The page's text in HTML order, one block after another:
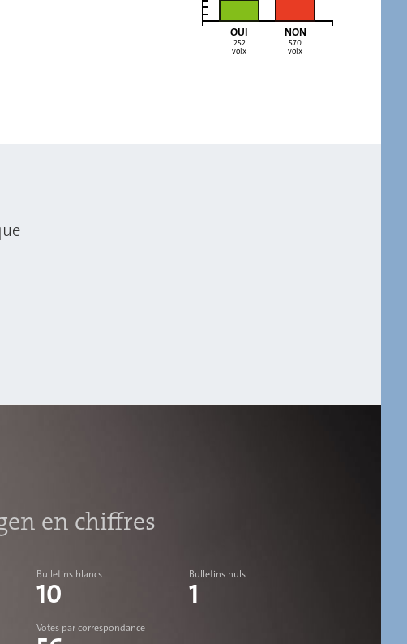
OUI NON
252
voix
570
voix
en chiffres
Bulletins blancs
10
Bulletins nuls
1
Votes par correspondance